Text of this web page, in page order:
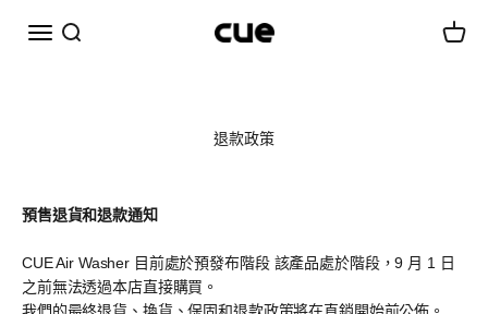
選單 搜尋 Cueairwasher 購物車
退款政策
預售退貨和退款通知
CUE Air Washer 目前處於預發布階段 該產品處於階段，9 月 1 日
之前無法透過本店直接購買。